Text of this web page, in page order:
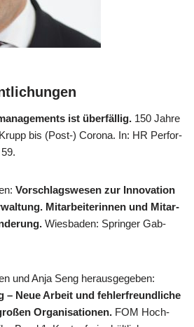
ist über­fäl­lig. 150 Jah­re
bis (Post-) Coro­na. In: HR Per­for­
Vor­schlags­we­sen zur Inno­va­ti­on
Mit­ar­bei­te­rin­nen und Mit­ar­
Wies­ba­den: Sprin­ger Gab­
und Anja Seng her­aus­ge­ge­ben:
– Neue Arbeit und feh­ler­freund­li­che
Orga­ni­sa­tio­nen. FOM Hoch­